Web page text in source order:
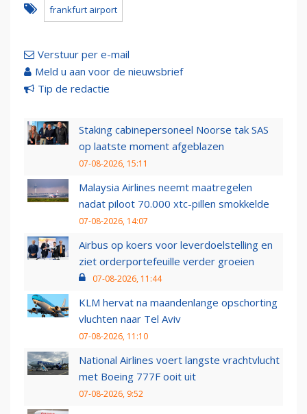
frankfurt airport
Verstuur per e-mail
Meld u aan voor de nieuwsbrief
Tip de redactie
Staking cabinepersoneel Noorse tak SAS
op laatste moment afgeblazen
07-08-2026, 15:11
Malaysia Airlines neemt maatregelen
nadat piloot 70.000 xtc-pillen smokkelde
07-08-2026, 14:07
Airbus op koers voor leverdoelstelling en
ziet orderportefeuille verder groeien
07-08-2026, 11:44
KLM hervat na maandenlange opschorting
vluchten naar Tel Aviv
07-08-2026, 11:10
National Airlines voert langste vrachtvlucht
met Boeing 777F ooit uit
07-08-2026, 9:52